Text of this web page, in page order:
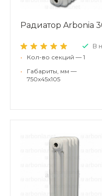
Радиатор Arbonia
В
•
Кол-во секций — 1
•
Габариты, мм —
750x45x105